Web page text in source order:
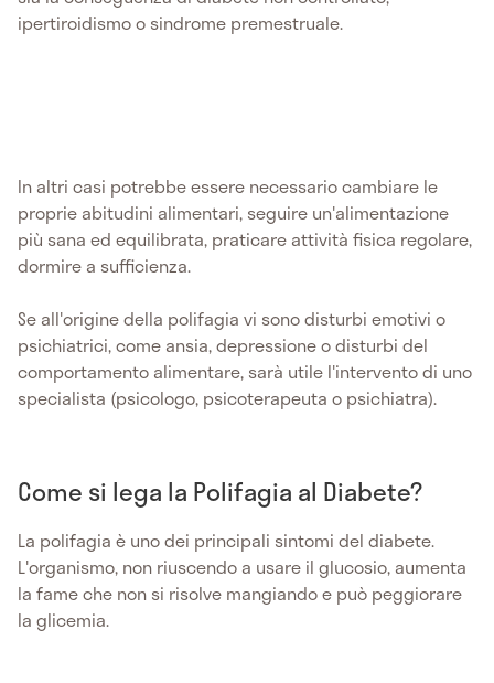
ipertiroidismo o sindrome premestruale.
In altri casi potrebbe essere necessario cambiare le
proprie abitudini alimentari, seguire un'alimentazione
più sana ed equilibrata, praticare attività fisica regolare,
dormire a sufficienza.
Se all'origine della polifagia vi sono disturbi emotivi o
psichiatrici, come ansia, depressione o disturbi del
comportamento alimentare, sarà utile l'intervento di uno
specialista (psicologo, psicoterapeuta o psichiatra).
Come si lega la Polifagia al Diabete?
La polifagia è uno dei principali sintomi del diabete.
L'organismo, non riuscendo a usare il glucosio, aumenta
la fame che non si risolve mangiando e può peggiorare
la glicemia.